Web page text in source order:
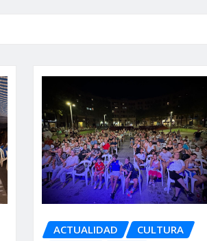
ACTUALIDAD
CULTURA